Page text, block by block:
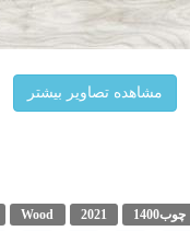
مشاهده تصاویر بیشتر
چوب1400 Wood 2021